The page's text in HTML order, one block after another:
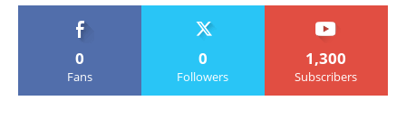
0
Fans
0
Followers
1,300
Subscribers